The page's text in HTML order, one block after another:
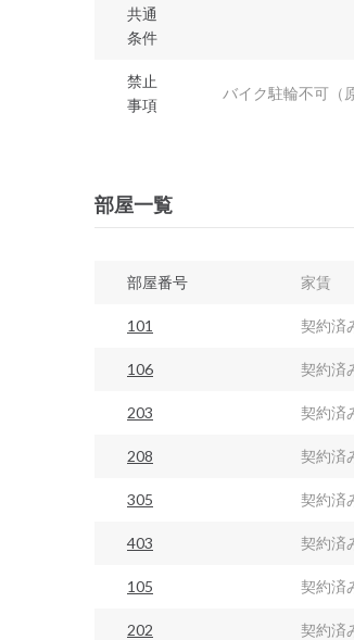
共通
条件
禁止
事項
バイク駐輪不可（
部屋一覧
部屋番号 家賃
101 契約済
106 契約済
203 契約済
208 契約済
305 契約済
403 契約済
105 契約済
202 契約済